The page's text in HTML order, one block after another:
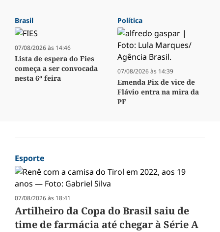
Brasil
07/08/2026 às 14:46
Lista de espera do Fies
começa a ser convocada
nesta 6ª feira
Política
07/08/2026 às 14:39
Emenda Pix de vice de
Flávio entra na mira da
PF
Esporte
07/08/2026 às 18:41
Artilheiro da Copa do Brasil saiu de
time de farmácia até chegar à Série A